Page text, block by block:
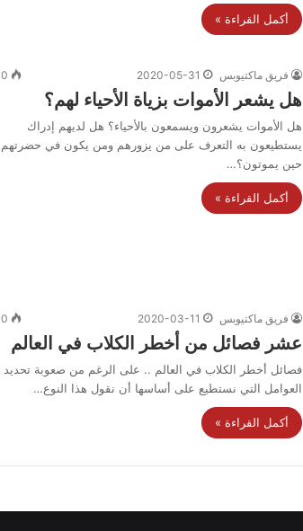
أكمل القراءة »
فريق ماكتيوبس 2020-05-31
0
هل يشعر الأموات بزياة الأحياء لهم؟
هل الأموات يشعرون ويسمعون بالأحياء؟ هل لديهم إدراك
يستطيعون به التعرف على من يزورهم ومن يكون في حضرتهم
حين يموتون؟…
أكمل القراءة »
فريق ماكتيوبس 2020-03-11
0
عشر فصائل من أخطر الكلاب في العالم
فصائل أخطر الكلاب في العالم .. على الرغم من صعوبة تحديد
العوامل التي نستطيع على أساسها أن نقول هذا النوع…
أكمل القراءة »